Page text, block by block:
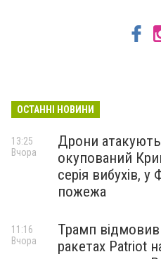
ОСТАННІ НОВИНИ
Дрони атакують
окупований
серія вибухів, у
пожежа
13:25
Вчора
Трамп відмовив
ракетах Patriot
11:16
Вчора